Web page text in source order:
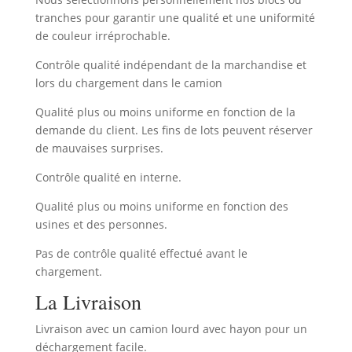
tranches pour garantir une qualité et une uniformité
de couleur irréprochable.
Contrôle qualité indépendant de la marchandise et
lors du chargement dans le camion
Qualité plus ou moins uniforme en fonction de la
demande du client. Les fins de lots peuvent réserver
de mauvaises surprises.
Contrôle qualité en interne.
Qualité plus ou moins uniforme en fonction des
usines et des personnes.
Pas de contrôle qualité effectué avant le
chargement.
La Livraison
Livraison avec un camion lourd avec hayon pour un
déchargement facile.